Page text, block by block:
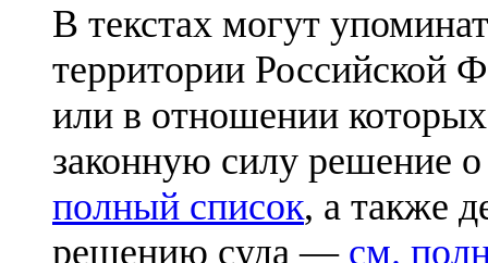
В текстах могут
территории Российской
или в отношении
законную силу решение
полный список, а также
решению суда — см.